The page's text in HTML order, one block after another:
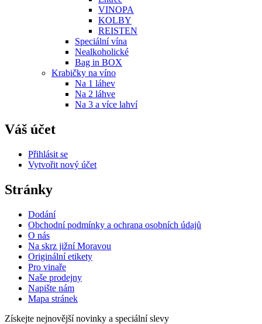
VINOPA
KOLBY
REISTEN
Speciální vína
Nealkoholické
Bag in BOX
Krabičky na víno
Na 1 láhev
Na 2 láhve
Na 3 a více lahví
Váš účet
Přihlásit se
Vytvořit nový účet
Stránky
Dodání
Obchodní podmínky a ochrana osobních údajů
O nás
Na skrz jižní Moravou
Originální etikety
Pro vinaře
Naše prodejny
Napište nám
Mapa stránek
Získejte nejnovější novinky a speciální slevy